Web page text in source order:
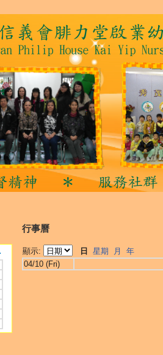
行事曆
顯示: 日 星期 月
年
04/10 (Fri)